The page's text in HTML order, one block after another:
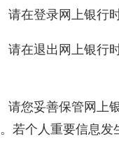
在登录网上银行时
在退出网上银行时
您妥善保管网上银
若个人重要信息发